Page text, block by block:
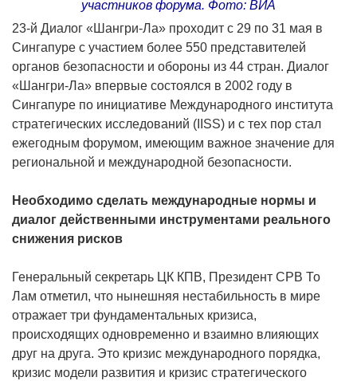
участников форума. Фото: ВИА
23-й Диалог «Шангри-Ла» проходит с 29 по 31 мая в
Сингапуре с участием более 550 представителей
органов безопасности и обороны из 44 стран. Диалог
«Шангри-Ла» впервые состоялся в 2002 году в
Сингапуре по инициативе Международного института
стратегических исследований (IISS) и с тех пор стал
ежегодным форумом, имеющим важное значение для
региональной и международной безопасности.
Необходимо сделать международные нормы и
диалог действенными инструментами реального
снижения рисков
Генеральный секретарь ЦК КПВ, Президент СРВ То
Лам отметил, что нынешняя нестабильность в мире
отражает три фундаментальных кризиса,
происходящих одновременно и взаимно влияющих
друг на друга. Это кризис международного порядка,
кризис модели развития и кризис стратегического